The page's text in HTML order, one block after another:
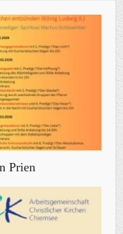
Prien